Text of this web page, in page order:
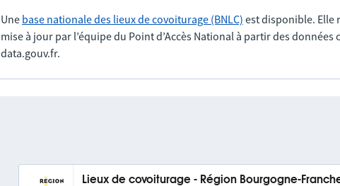
Une base nationale des lieux de covoiturage (BNLC) est disponible. Elle
mise à jour par l’équipe du Point d’Accès National à partir des
data.gouv.fr.
Lieux de covoiturage - Région Bourgogne-